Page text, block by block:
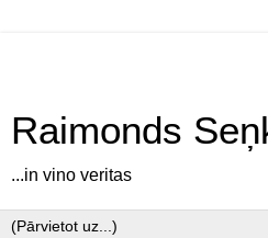
Raimonds
...in vino veritas